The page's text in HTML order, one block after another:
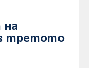
на
третото